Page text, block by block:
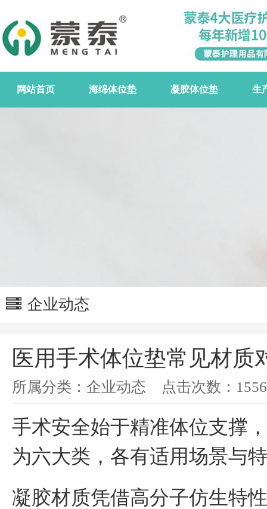
网站首页 海绵体位垫 凝胶体位垫 生
企业动态
医用手术体位垫常见材
所属分类： 企业动态 点击次数： 1556
手术安全始于精准体位支撑
为六大类，各有适用场景与
凝胶材质凭借高分子仿生特